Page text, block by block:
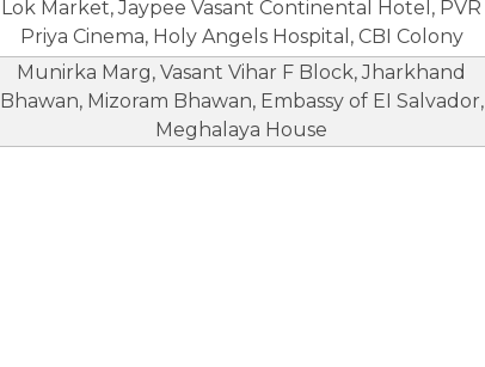
Lok Market, Jaypee Vasant Continental Hotel, PVR
Priya Cinema, Holy Angels Hospital, CBI Colony
Munirka Marg, Vasant Vihar F Block, Jharkhand
Bhawan, Mizoram Bhawan, Embassy of EI Salvador,
Meghalaya House